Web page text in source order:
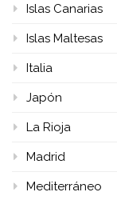
Islas Canarias
Islas Maltesas
Italia
Japón
La Rioja
Madrid
Mediterráneo